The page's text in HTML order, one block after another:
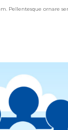
Pellentesque ornare